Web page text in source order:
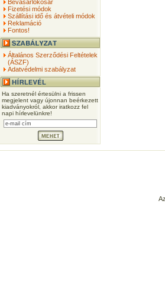
Bevásárlókosár
Fizetési módok
Szállítási idő és átvételi módok
Reklamáció
Fontos!
Általános Szerződési Feltételek
(ÁSZF)
Adatvédelmi szabályzat
Ha szeretnél értesülni a frissen
megjelent vagy újonnan beérkezett
kiadványokról, akkor iratkozz fel
napi hírlevelünkre!